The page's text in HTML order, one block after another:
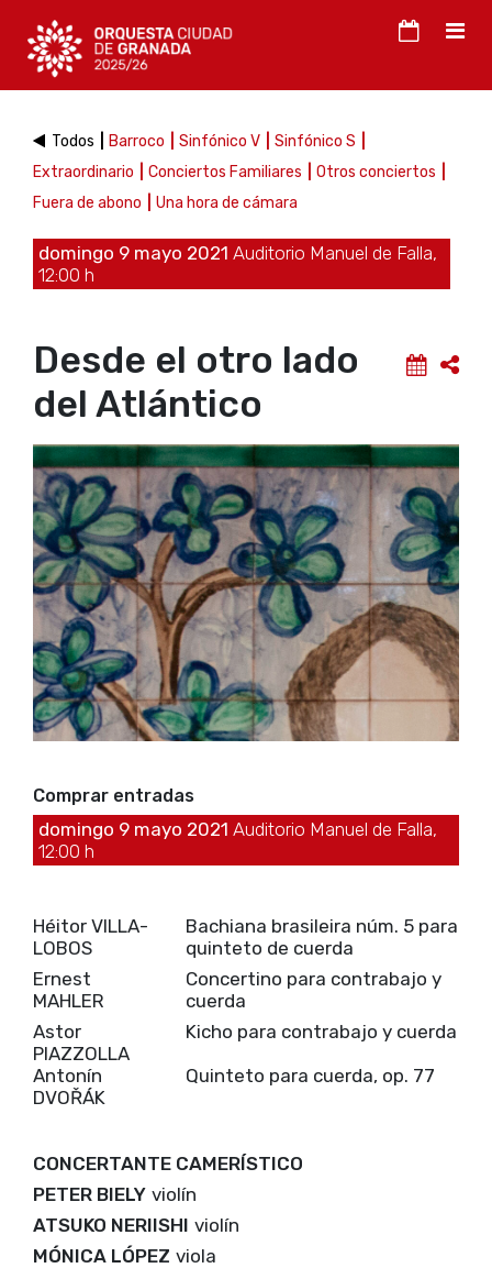
Todos Barroco Sinfónico V
Sinfónico S
Extraordinario
Conciertos Familiares
Otros conciertos
Fuera de abono
Una hora de cámara
domingo 9 mayo 2021 Auditorio Manuel de Falla,
12:00 h
Desde el otro lado
del Atlántico
Comprar entradas
domingo 9 mayo 2021 Auditorio Manuel de Falla,
12:00 h
Héitor VILLA-
LOBOS
Bachiana brasileira núm. 5 para
quinteto de cuerda
Ernest
MAHLER
Concertino para contrabajo y
cuerda
Astor
PIAZZOLLA
Kicho para contrabajo y cuerda
Antonín
DVOŘÁK
Quinteto para cuerda, op. 77
CONCERTANTE CAMERÍSTICO
PETER BIELY violín
ATSUKO NERIISHI violín
MÓNICA LÓPEZ viola